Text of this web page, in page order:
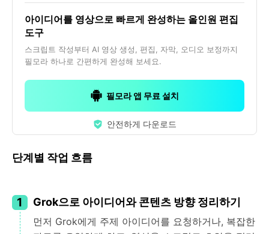
아이디어를 영상으로 빠르게 완성하는 올인원 편집
도구
스크립트 작성부터 AI 영상 생성, 편집, 자막, 오디오 보정까지
필모라 하나로 간편하게 완성해 보세요.
필모라 앱 무료 설치
안전하게 다운로드
단계별 작업 흐름
1 Grok으로 아이디어와 콘텐츠 방향 정리하기
먼저 Grok에게 주제 아이디어를 요청하거나, 복잡한